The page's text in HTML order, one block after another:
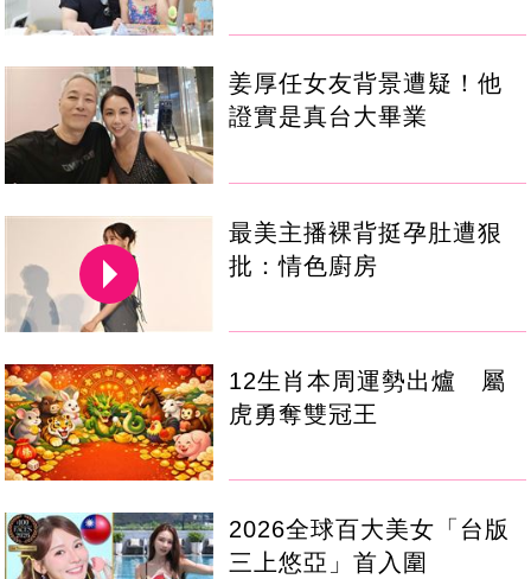
姜厚任女友背景遭疑！他
證實是真台大畢業
最美主播裸背挺孕肚遭狠
批：情色廚房
12生肖本周運勢出爐 屬
虎勇奪雙冠王
2026全球百大美女「台版
三上悠亞」首入圍